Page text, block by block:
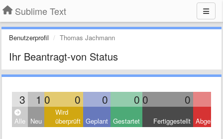
Sublime Text
Benutzerprofil Thomas Jachmann
Ihr Beantragt-von Status
3 1 0 0 0 0 0 0
Alle Neu
Wird
überprüft Geplant Gestartet Fertiggestellt